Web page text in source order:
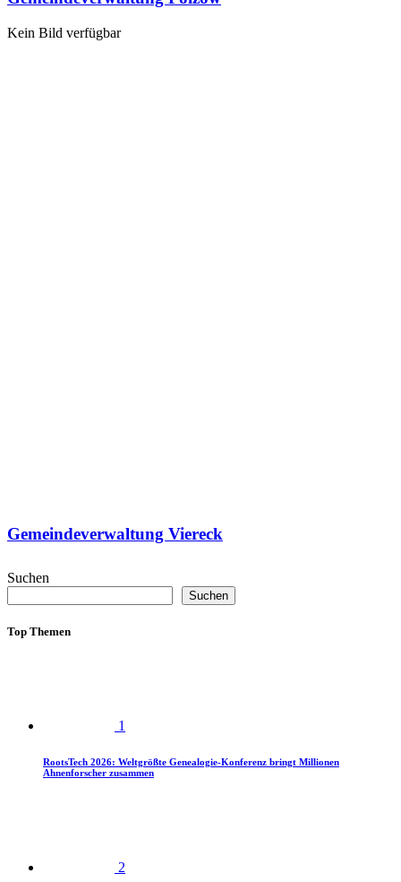
Kein Bild verfügbar
Gemeindeverwaltung Viereck
Suchen
Suchen
Top Themen
1
RootsTech 2026: Weltgrößte Genealogie-Konferenz bringt Millionen
Ahnenforscher zusammen
2